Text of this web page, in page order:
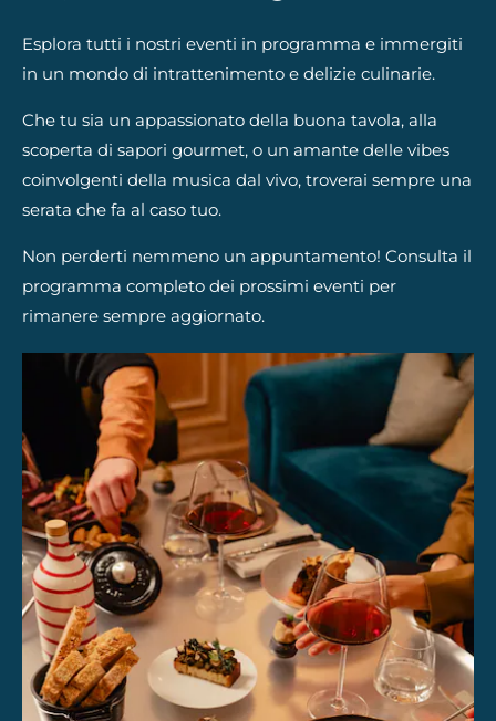
Esplora tutti i nostri eventi in programma e immergiti
in un mondo di intrattenimento e delizie culinarie.
Che tu sia un appassionato della buona tavola, alla
scoperta di sapori gourmet, o un amante delle vibes
coinvolgenti della musica dal vivo, troverai sempre una
serata che fa al caso tuo.​
Non perderti nemmeno un appuntamento! Consulta il
programma completo dei prossimi eventi per
rimanere sempre aggiornato.​